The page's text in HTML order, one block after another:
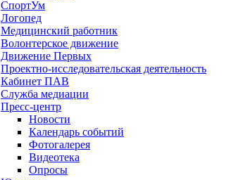
СпортУм
Логопед
Медицинский работник
Волонтерское движение
Движение Первых
Проектно-исследовательская деятельность
Кабинет ПАВ
Служба медиации
Пресс-центр
Новости
Календарь событий
Фотогалерея
Видеотека
Опросы